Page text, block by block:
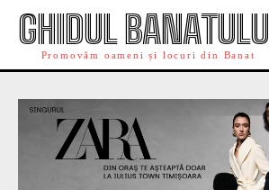
GHIDUL BANATULUI
Promovăm oameni și locuri din Banat